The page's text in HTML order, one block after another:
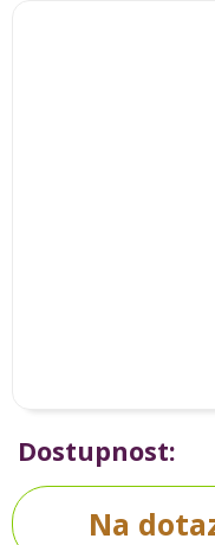
Dostupnost:
Na